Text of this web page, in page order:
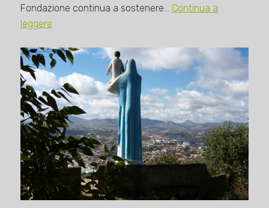
Fondazione continua a sostenere… Continua a
leggere